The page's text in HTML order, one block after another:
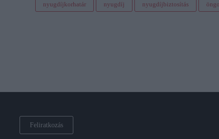
nyugdíjkorhatár nyugdíj nyugdíjbiztosítás
Feliratkozás